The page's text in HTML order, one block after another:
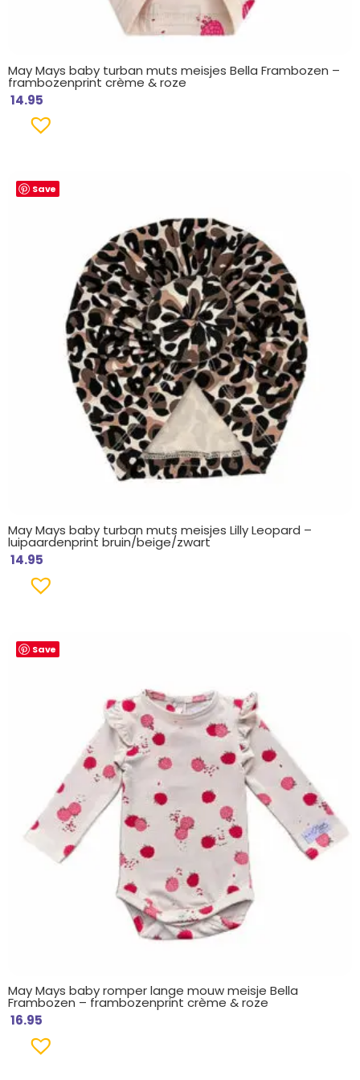
May Mays baby turban muts meisjes Bella Frambozen –
frambozenprint crème & roze
14.95
Save
May Mays baby turban muts meisjes Lilly Leopard –
luipaardenprint bruin/beige/zwart
14.95
Save
May Mays baby romper lange mouw meisje Bella
Frambozen – frambozenprint crème & roze
16.95